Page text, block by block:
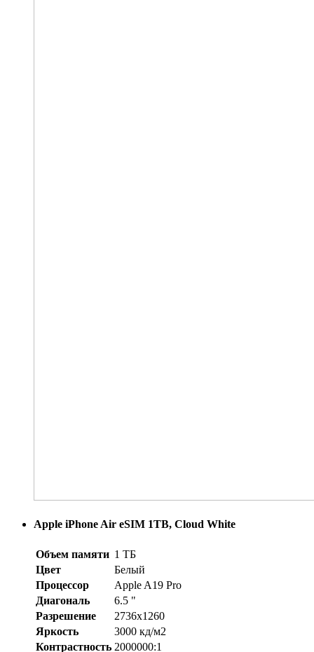
Apple iPhone Air eSIM 1TB, Cloud White
Объем памяти 1 ТБ
Цвет
Белый
Процессор
Apple A19 Pro
Диагональ
6.5 "
Разрешение
2736x1260
Яркость
3000 кд/м2
Контрастность 2000000:1